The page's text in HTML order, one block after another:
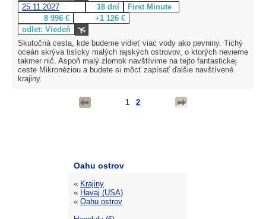
25.11.2027
18 dní
First Minute
8 996 €
+1 126 €
odlet: Viedeň
Skutočná cesta, kde budeme vidieť viac vody ako pevniny. Tichý
oceán skrýva tisícky malých rajských ostrovov, o ktorých nevieme
takmer nič. Aspoň malý zlomok navštívime na tejto fantastickej
ceste Mikronéziou a budete si môcť zapísať ďalšie navštívené
krajiny.
1 2
Oahu ostrov
« Krajiny
« Havaj (USA)
« Oahu ostrov